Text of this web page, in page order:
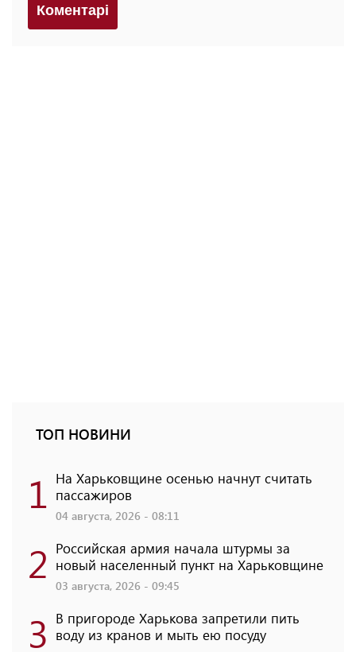
Коментарi
ТОП НОВИНИ
1 На Харьковщине осенью начнут считать
пассажиров
04 августа, 2026 - 08:11
2 Российская армия начала штурмы за
новый населенный пункт на Харьковщине
03 августа, 2026 - 09:45
3 В пригороде Харькова запретили пить
воду из кранов и мыть ею посуду